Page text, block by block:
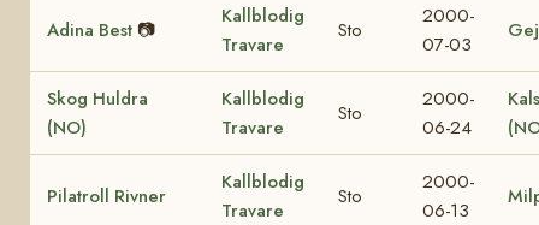
Adina Best 📷
Kallblodig
Travare
Sto
2000-
07-03
Skog Huldra
(NO)
Kallblodig
Travare
Sto
2000-
06-24
Pilatroll Rivner
Kallblodig
Travare
Sto
2000-
06-13